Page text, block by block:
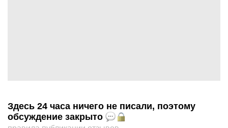
Здесь 24 часа ничего не писали, поэтому
обсуждение закрыто